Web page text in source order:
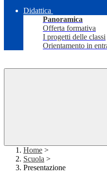
Didattica
Panoramica
Offerta formativa
I progetti delle classi
Orientamento in
Home >
Scuola >
Presentazione